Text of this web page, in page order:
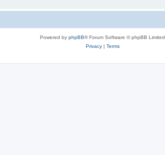
Powered by phpBB® Forum Software © phpBB Limited
Privacy| Terms